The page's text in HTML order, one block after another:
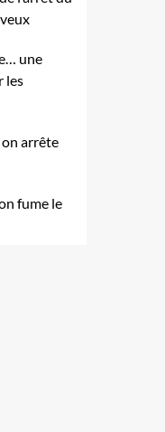
une
les
arrête
fume le